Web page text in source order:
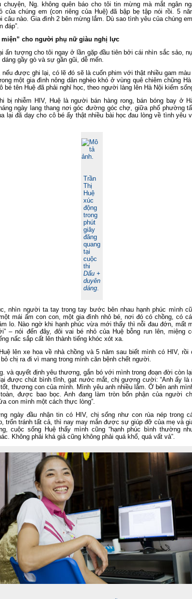
chuyện, Ng. không quên báo cho tôi tin mừng mà mắt ngân
của chúng em (con riêng của Huệ) đã bập bẹ tập nói rồi. 5
câu nào. Gia đình 2 bên mừng lắm. Dù sao tình yêu của chúng
đáp”.
miện” cho người phụ nữ giàu nghị lực
ấn tượng cho tôi ngay ở lần gặp đầu tiên bởi cái nhìn sắc sảo,
gầy gò và sự gần gũi, dễ mến.
được ghi lại, có lẽ đó sẽ là cuốn phim với thật nhiều gam màu
một gia đình nông dân nghèo khó ở vùng quê chiêm chũng Hà
bé tên Huệ đã phải nghỉ học, theo người làng lên Hà Nội kiếm
bị nhiễm HIV, Huệ là người bán hàng rong, bán bóng bay ở
ngày lang thang nơi góc đường góc chợ, giữa phố phường
lại đã dạy cho cô bé ấy thật nhiều bài học đau lòng về tình yêu
Trần
Thị
Huệ
xúc
động
trong
phút
giây
đăng
quang
tại
cuộc
thi
Dấu +
duyên
dáng.
nhìn người ta tay trong tay bước bên nhau hạnh phúc mình
mái ấm con con, một gia đình nhỏ bé, nơi đó có chồng, có
lo. Nào ngờ khi hạnh phúc vừa mới thấy thì nỗi đau đớn, mất
– nói đến đây, đôi vai bé nhỏ của Huệ bỗng run lên, miệng
nấc sắp cất lên thành tiếng khóc xót xa.
lên xe hoa về nhà chồng và 5 năm sau biết mình có HIV, rồi
chị ra đi vì mang trong mình căn bệnh chết người.
và quyết định yêu thương, gắn bó với mình trong đoạn đời còn
được chút bình tĩnh, gạt nước mắt, chị gượng cười: “Anh ấy là
thương con của mình. Mình yêu anh nhiều lắm. Ở bên anh
được bao bọc. Anh đang làm tròn bổn phận của người
con mình một cách thực lòng”.
ngày đầu nhận tin có HIV, chị sống như con rùa nép trong
trốn tránh tất cả, thì nay may mắn được sự giúp đỡ của mẹ và
cuộc sống Huệ thấy mình cũng “hạnh phúc bình thường
Không phải khá giả cũng không phải quá khổ, quá vất vả”.